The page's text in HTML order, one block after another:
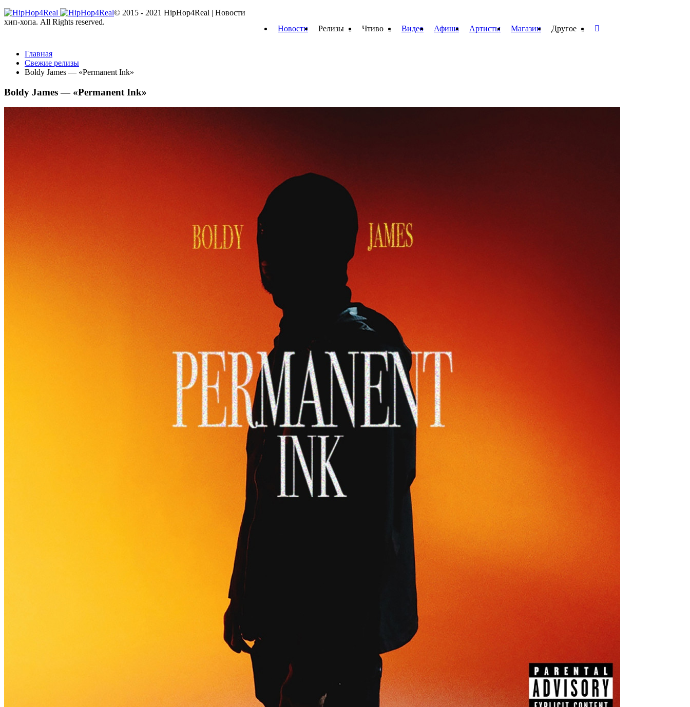
Новости Релизы Чтиво Видео Афиша Артисты Магазин Другое
Главная
Свежие релизы
Boldy James — «Permanent Ink»
Boldy James — «Permanent Ink»
© 2015 - 2021 HipHop4Real | Новости
хип-хопа. All Rights reserved.